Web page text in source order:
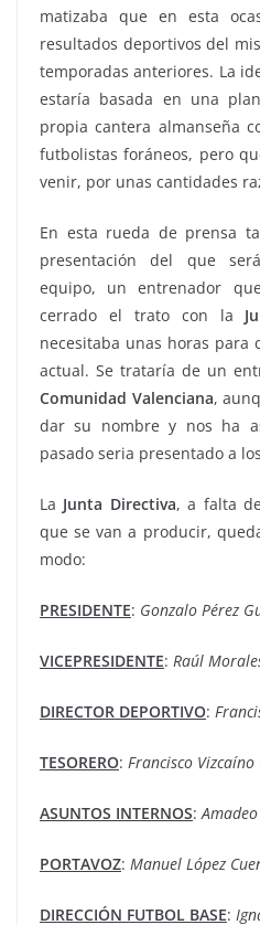
matizaba que en esta
resultados deportivos del
temporadas anteriores. La
estaría basada en una
propia cantera almanseña
futbolistas foráneos, pero
venir, por unas cantidades
En esta rueda de prensa
presentación del que
equipo, un entrenador
cerrado el trato con la
necesitaba unas horas para
actual. Se trataría de un
Comunidad Valenciana,
dar su nombre y nos ha
pasado seria presentado a
La Junta Directiva, a falta
que se van a producir,
modo:
PRESIDENTE: Gonzalo Pérez
VICEPRESIDENTE: Raúl
DIRECTOR DEPORTIVO:
TESORERO: Francisco
ASUNTOS INTERNOS:
PORTAVOZ: Manuel López
DIRECCIÓN FUTBOL BASE: